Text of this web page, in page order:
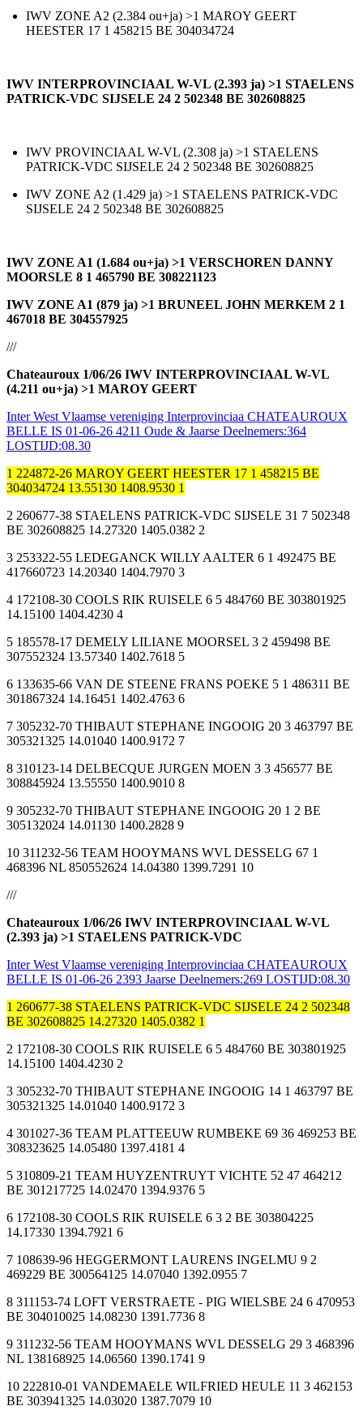
IWV ZONE A2 (2.384 ou+ja) >1 MAROY GEERT
HEESTER 17 1 458215 BE 304034724
IWV INTERPROVINCIAAL W-VL (2.393 ja) >1 STAELENS
PATRICK-VDC SIJSELE 24 2 502348 BE 302608825
IWV PROVINCIAAL W-VL (2.308 ja) >1 STAELENS
PATRICK-VDC SIJSELE 24 2 502348 BE 302608825
IWV ZONE A2 (1.429 ja) >1 STAELENS PATRICK-VDC
SIJSELE 24 2 502348 BE 302608825
IWV ZONE A1 (1.684 ou+ja) >1 VERSCHOREN DANNY
MOORSLE 8 1 465790 BE 308221123
IWV ZONE A1 (879 ja) >1 BRUNEEL JOHN MERKEM 2 1
467018 BE 304557925
///
Chateauroux 1/06/26 IWV INTERPROVINCIAAL W-VL
(4.211 ou+ja) >1 MAROY GEERT
Inter West Vlaamse vereniging Interprovinciaa CHATEAUROUX
BELLE IS 01-06-26 4211 Oude & Jaarse Deelnemers:364
LOSTIJD:08.30
1 224872-26 MAROY GEERT HEESTER 17 1 458215 BE
304034724 13.55130 1408.9530 1
2 260677-38 STAELENS PATRICK-VDC SIJSELE 31 7 502348
BE 302608825 14.27320 1405.0382 2
3 253322-55 LEDEGANCK WILLY AALTER 6 1 492475 BE
417660723 14.20340 1404.7970 3
4 172108-30 COOLS RIK RUISELE 6 5 484760 BE 303801925
14.15100 1404.4230 4
5 185578-17 DEMELY LILIANE MOORSEL 3 2 459498 BE
307552324 13.57340 1402.7618 5
6 133635-66 VAN DE STEENE FRANS POEKE 5 1 486311 BE
301867324 14.16451 1402.4763 6
7 305232-70 THIBAUT STEPHANE INGOOIG 20 3 463797 BE
305321325 14.01040 1400.9172 7
8 310123-14 DELBECQUE JURGEN MOEN 3 3 456577 BE
308845924 13.55550 1400.9010 8
9 305232-70 THIBAUT STEPHANE INGOOIG 20 1 2 BE
305132024 14.01130 1400.2828 9
10 311232-56 TEAM HOOYMANS WVL DESSELG 67 1
468396 NL 850552624 14.04380 1399.7291 10
///
Chateauroux 1/06/26 IWV INTERPROVINCIAAL W-VL
(2.393 ja) >1 STAELENS PATRICK-VDC
Inter West Vlaamse vereniging Interprovinciaa CHATEAUROUX
BELLE IS 01-06-26 2393 Jaarse Deelnemers:269 LOSTIJD:08.30
1 260677-38 STAELENS PATRICK-VDC SIJSELE 24 2 502348
BE 302608825 14.27320 1405.0382 1
2 172108-30 COOLS RIK RUISELE 6 5 484760 BE 303801925
14.15100 1404.4230 2
3 305232-70 THIBAUT STEPHANE INGOOIG 14 1 463797 BE
305321325 14.01040 1400.9172 3
4 301027-36 TEAM PLATTEEUW RUMBEKE 69 36 469253 BE
308323625 14.05480 1397.4181 4
5 310809-21 TEAM HUYZENTRUYT VICHTE 52 47 464212
BE 301217725 14.02470 1394.9376 5
6 172108-30 COOLS RIK RUISELE 6 3 2 BE 303804225
14.17330 1394.7921 6
7 108639-96 HEGGERMONT LAURENS INGELMU 9 2
469229 BE 300564125 14.07040 1392.0955 7
8 311153-74 LOFT VERSTRAETE - PIG WIELSBE 24 6 470953
BE 304010025 14.08230 1391.7736 8
9 311232-56 TEAM HOOYMANS WVL DESSELG 29 3 468396
NL 138168925 14.06560 1390.1741 9
10 222810-01 VANDEMAELE WILFRIED HEULE 11 3 462153
BE 303941325 14.03020 1387.7079 10